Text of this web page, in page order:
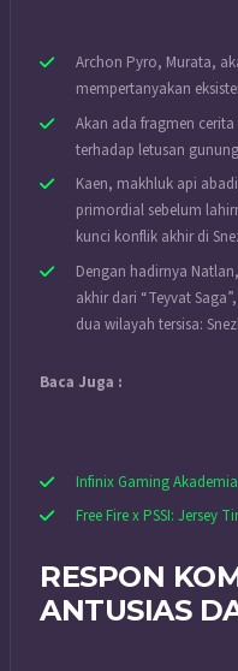
Archon Pyro, Murata,
mempertanyakan
Akan ada fragmen
terhadap letusan
Kaen, makhluk api
primordial sebelum
kunci konflik akhir di
Dengan hadirnya
akhir dari “Teyvat
dua wilayah tersisa:
Baca Juga :
Infinix Gaming
Free Fire x PSSI: Jersey
RESPON
ANTUSIAS